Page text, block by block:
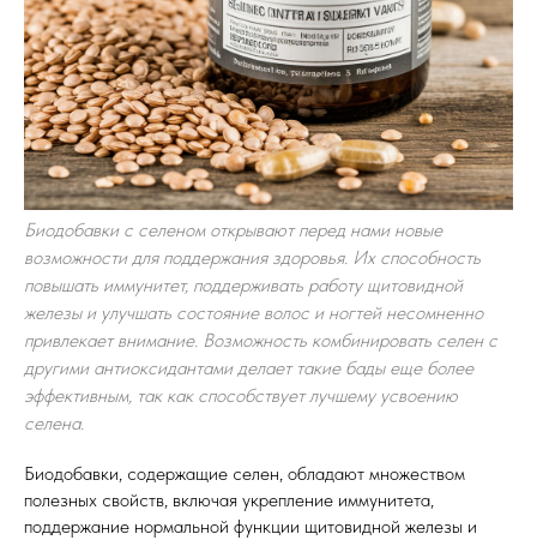
Биодобавки с селеном открывают перед нами новые
возможности для поддержания здоровья. Их способность
повышать иммунитет, поддерживать работу щитовидной
железы и улучшать состояние волос и ногтей несомненно
привлекает внимание. Возможность комбинировать селен с
другими антиоксидантами делает такие бады еще более
эффективным, так как способствует лучшему усвоению
селена.
Биодобавки, содержащие селен, обладают множеством
полезных свойств, включая укрепление иммунитета,
поддержание нормальной функции щитовидной железы и